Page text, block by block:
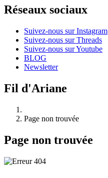
Réseaux sociaux
Suivez-nous sur Instagram
Suivez-nous sur Threads
Suivez-nous sur Youtube
BLOG
Newsletter
Fil d'Ariane
Page non trouvée
Page non trouvée